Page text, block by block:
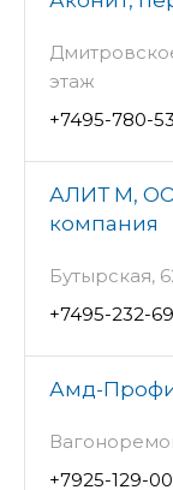
этаж
+7495-780-
АЛИТ М,
компания
Бутырская,
+7495-232-
Амд-
+7925-129-